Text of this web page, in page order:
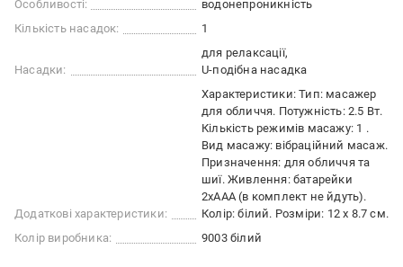
Особливості:
водонепроникність
Кількість насадок:
1
Насадки:
для релаксації
U-подібна насадка
Додаткові характеристики:
Характеристики: Тип: масажер
для обличчя. Потужність: 2.5 Вт.
Кількість режимів масажу: 1 .
Вид масажу: вібраційний масаж.
Призначення: для обличчя та
шиї. Живлення: батарейки
2хААА (в комплект не йдуть).
Колір: білий. Розміри: 12 х 8.7 см.
Колір виробника:
9003 білий